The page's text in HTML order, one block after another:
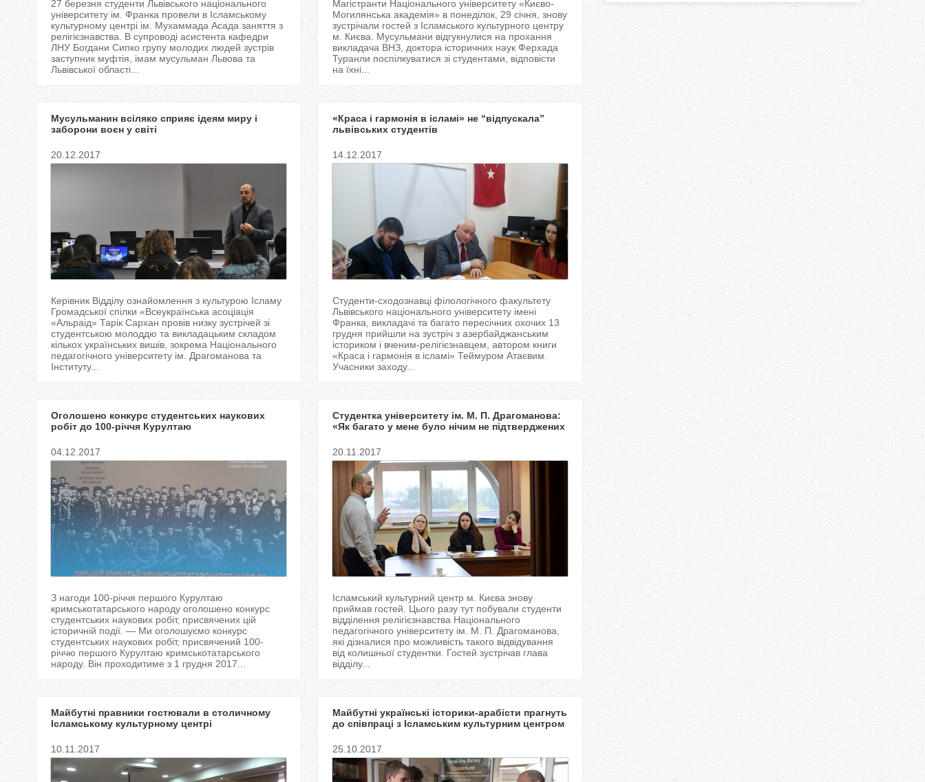
27 березня студенти Львівського національного
університету ім. Франка провели в Ісламському
культурному центрі ім. Мухаммада Асада заняття з
релігієзнавства. В супроводі асистента кафедри
ЛНУ Богдани Сипко групу молодих людей зустрів
заступник муфтія, імам мусульман Львова та
Львівської області...
Магістранти Національного університету «Києво-
Могилянська академія» в понеділок, 29 січня, знову
зустрічали гостей з Ісламського культурного центру
м. Києва. Мусульмани відгукнулися на прохання
викладача ВНЗ, доктора історичних наук Ферхада
Туранли поспілкуватися зі студентами, відповісти
на їхні...
Мусульманин всіляко сприяє ідеям миру і
заборони воєн у світі
20.12.2017
Керівник Відділу ознайомлення з культурою Ісламу
Громадської спілки «Всеукраїнська асоціація
«Альраід» Тарік Сархан провів низку зустрічей зі
студентською молоддю та викладацьким складом
кількох українських вишів, зокрема Національного
педагогічного університету ім. Драгоманова та
Інституту...
«Краса і гармонія в ісламі» не “відпускала”
львівських студентів
14.12.2017
Студенти-сходознавці філологічного факультету
Львівського національного університету імені
Франка, викладачі та багато пересічних охочих 13
грудня прийшли на зустріч з азербайджанським
істориком і вченим-релігієзнавцем, автором книги
«Краса і гармонія в ісламі» Теймуром Атаєвим.
Учасники заходу...
Оголошено конкурс студентських наукових
робіт до 100-річчя Курултаю
04.12.2017
З нагоди 100-річчя першого Курултаю
кримськотатарського народу оголошено конкурс
студентських наукових робіт, присвячених цій
історичній події. — Ми оголошуємо конкурс
студентських наукових робіт, присвячений 100-
річчю першого Курултаю кримськотатарського
народу. Він проходитиме з 1 грудня 2017...
Студентка університету ім. М. П. Драгоманова:
«Як багато у мене було нічим не підтверджених
20.11.2017
Ісламський культурний центр м. Києва знову
приймав гостей. Цього разу тут побували студенти
відділення релігієзнавства Національного
педагогічного університету ім. М. П. Драгоманова,
які дізналися про можливість такого відвідування
від колишньої студентки. Гостей зустрічав глава
відділу...
Майбутні правники гостювали в столичному
Ісламському культурному центрі
10.11.2017
Майбутні українські історики-арабісти прагнуть
до співпраці з Ісламським культурним центром
25.10.2017
T
b
s